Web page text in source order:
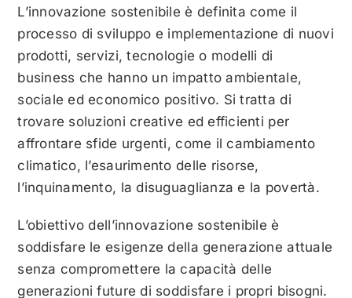
L’innovazione sostenibile è definita come il
processo di sviluppo e implementazione di nuovi
prodotti, servizi, tecnologie o modelli di
business che hanno un impatto ambientale,
sociale ed economico positivo. Si tratta di
trovare soluzioni creative ed efficienti per
affrontare sfide urgenti, come il cambiamento
climatico, l’esaurimento delle risorse,
l’inquinamento, la disuguaglianza e la povertà.
L’obiettivo dell’innovazione sostenibile è
soddisfare le esigenze della generazione attuale
senza compromettere la capacità delle
generazioni future di soddisfare i propri bisogni.